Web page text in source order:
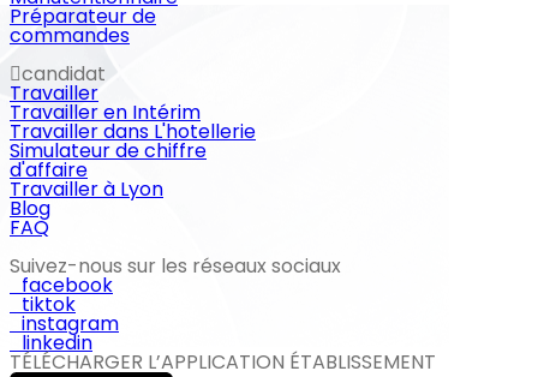
Préparateur de
commandes
candidat
Travailler
Travailler en Intérim
Travailler dans L'hotellerie
Simulateur de chiffre
d'affaire
Travailler à Lyon
Blog
FAQ
Suivez-nous sur les réseaux sociaux
facebook
tiktok
instagram
linkedin
TÉLÉCHARGER L’APPLICATION ÉTABLISSEMENT